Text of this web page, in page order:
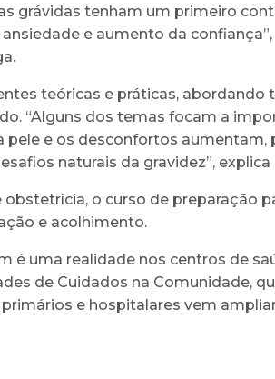
grávidas tenham um primeiro
e aumento da
teóricas e práticas, abordando
“Alguns dos temas focam a
e os desconfortos
naturais da gravidez”,
o curso de preparação
e acolhimento.
uma realidade nos centros de
de Cuidados na Comunidade,
e hospitalares vem